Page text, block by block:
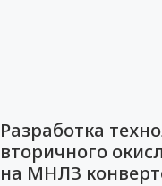
Разработка
вторичного
на МНЛЗ